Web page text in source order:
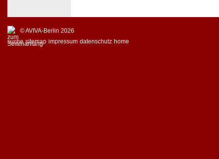
© AVIVA-Berlin 2026
suche sitemap impressum datenschutz home